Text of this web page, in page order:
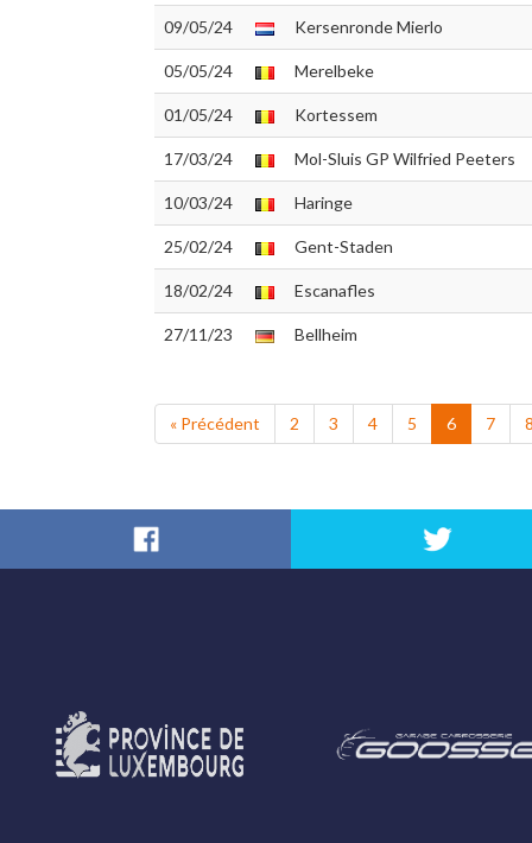
09/05/24 Kersenronde Mierlo
05/05/24 Merelbeke
01/05/24 Kortessem
17/03/24 Mol-Sluis GP Wilfried Peeters
10/03/24 Haringe
25/02/24 Gent-Staden
18/02/24 Escanafles
27/11/23 Bellheim
« Précédent 2 3 4 5 6 7